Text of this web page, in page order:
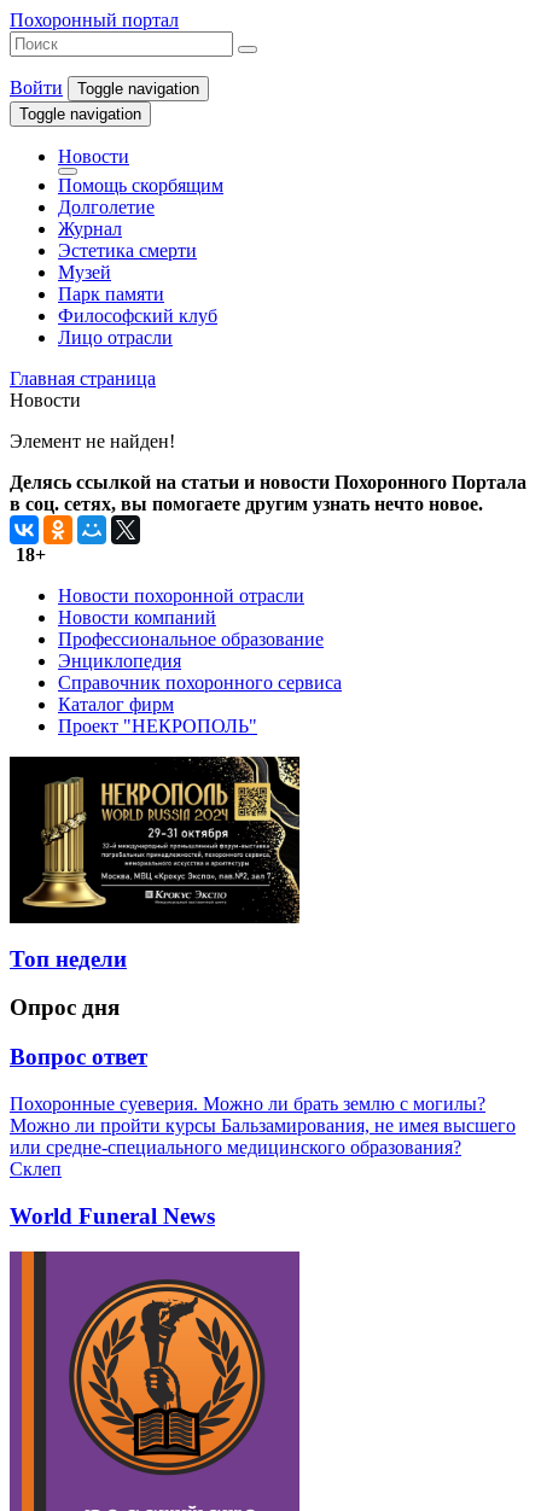
Похоронный портал
Войти
Toggle navigation
Toggle navigation
Новости
Помощь скорбящим
Долголетие
Журнал
Эстетика смерти
Музей
Парк памяти
Философский клуб
Лицо отрасли
Главная страница
Новости
Элемент не найден!
Делясь ссылкой на статьи и новости Похоронного Портала
в соц. сетях, вы помогаете другим узнать нечто новое.
18+
Новости похоронной отрасли
Новости компаний
Профессиональное образование
Энциклопедия
Справочник похоронного сервиса
Каталог фирм
Проект "НЕКРОПОЛЬ"
Топ недели
Опрос дня
Вопрос ответ
Похоронные суеверия. Можно ли брать землю с могилы?
Можно ли пройти курсы Бальзамирования, не имея высшего
или средне-специального медицинского образования?
Склеп
World Funeral News